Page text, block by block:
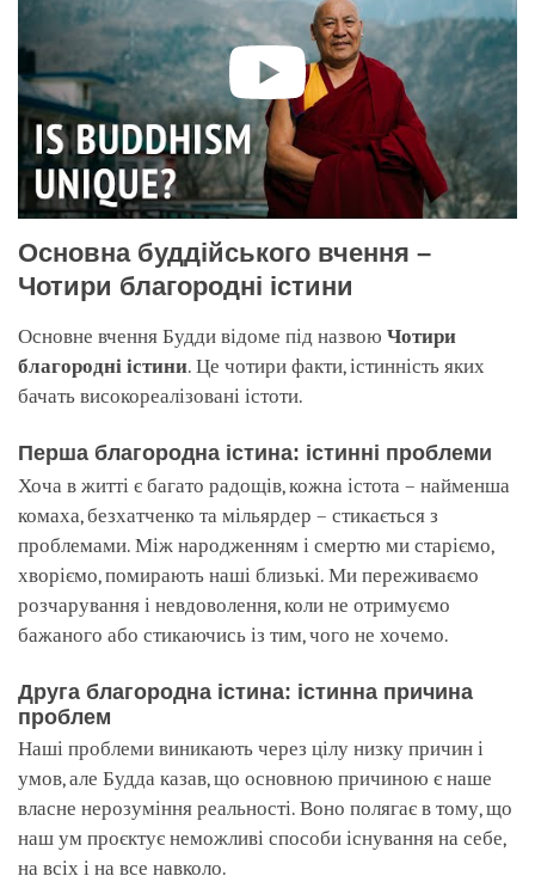
Основна буддійського вчення –
Чотири благородні істини
Основне вчення Будди відоме під назвою Чотири
благородні істини. Це чотири факти, істинність яких
бачать високореалізовані істоти.
Перша благородна істина: істинні проблеми
Хоча в житті є багато радощів, кожна істота – найменша
комаха, безхатченко та мільярдер – стикається з
проблемами. Між народженням і смертю ми старіємо,
хворіємо, помирають наші близькі. Ми переживаємо
розчарування і невдоволення, коли не отримуємо
бажаного або стикаючись із тим, чого не хочемо.
Друга благородна істина: істинна причина
проблем
Наші проблеми виникають через цілу низку причин і
умов, але Будда казав, що основною причиною є наше
власне нерозуміння реальності. Воно полягає в тому, що
наш ум проєктує неможливі способи існування на себе,
на всіх і на все навколо.